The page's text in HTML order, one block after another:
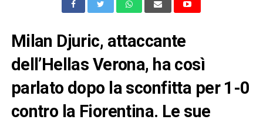
Milan Djuric, attaccante
dell’Hellas Verona, ha così
parlato dopo la sconfitta per 1-0
contro la Fiorentina. Le sue